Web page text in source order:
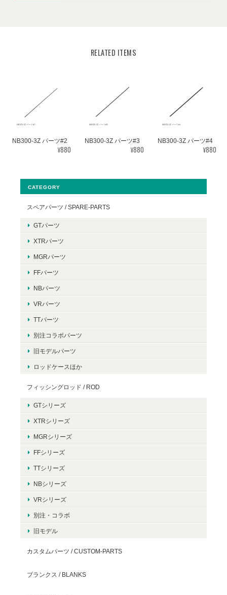
RELATED ITEMS
NB300-3Z パーツ#2
¥880
NB300-3Z パーツ#3
¥880
NB300-3Z パーツ#4
¥880
CATEGORY
スペアパーツ / SPARE-PARTS
GTパーツ
XTRパーツ
MGRパーツ
FFパーツ
NBパーツ
VRパーツ
TTパーツ
別注コラボパーツ
旧モデルパーツ
ロッドケースほか
フィッシングロッド / ROD
GTシリーズ
XTRシリーズ
MGRシリーズ
FFシリーズ
TTシリーズ
NBシリーズ
VRシリーズ
別注・コラボ
旧モデル
カスタムパーツ / CUSTOM-PARTS
ブランクス / BLANKS